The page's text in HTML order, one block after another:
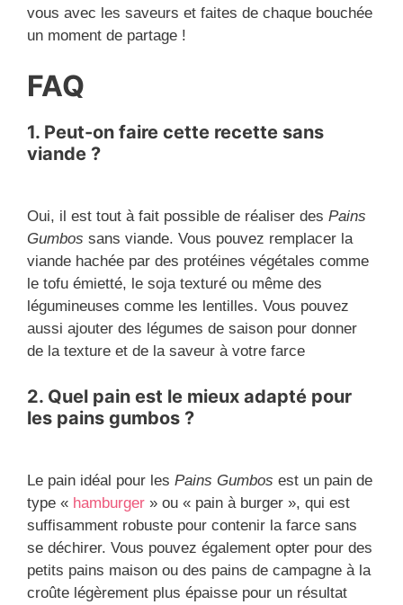
vous avec les saveurs et faites de chaque bouchée
un moment de partage !
FAQ
1. Peut-on faire cette recette sans
viande ?
Oui, il est tout à fait possible de réaliser des Pains
Gumbos sans viande. Vous pouvez remplacer la
viande hachée par des protéines végétales comme
le tofu émietté, le soja texturé ou même des
légumineuses comme les lentilles. Vous pouvez
aussi ajouter des légumes de saison pour donner
de la texture et de la saveur à votre farce
2. Quel pain est le mieux adapté pour
les pains gumbos ?
Le pain idéal pour les Pains Gumbos est un pain de
type « hamburger » ou « pain à burger », qui est
suffisamment robuste pour contenir la farce sans
se déchirer. Vous pouvez également opter pour des
petits pains maison ou des pains de campagne à la
croûte légèrement plus épaisse pour un résultat